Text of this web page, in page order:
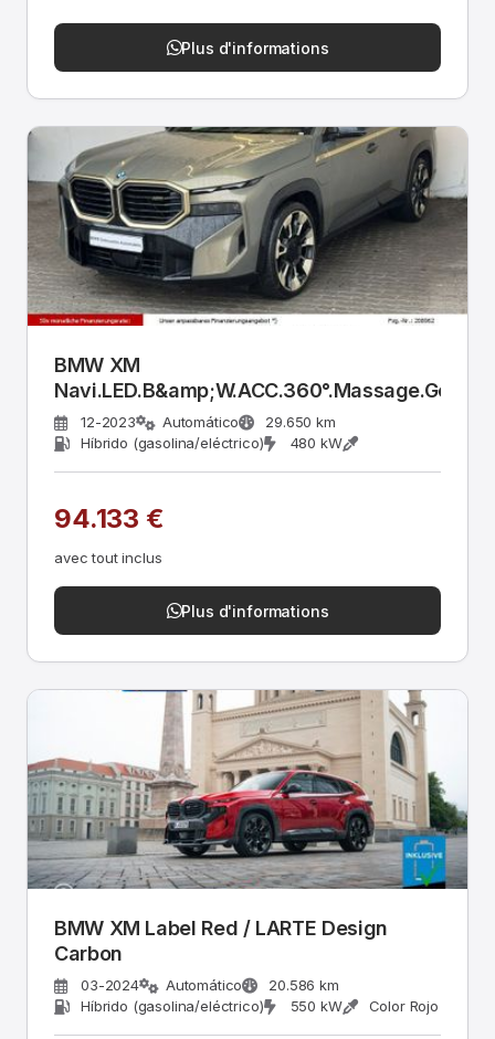
Plus d'informations
BMW XM
12-2023 Automático
29.650 km
Híbrido (gasolina/eléctrico)
480 kW
94.133 €
avec tout inclus
Plus d'informations
BMW XM Label Red / LARTE Design
Carbon
03-2024 Automático
20.586 km
Híbrido (gasolina/eléctrico)
550 kW Color Rojo